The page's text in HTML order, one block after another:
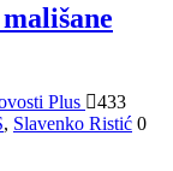
Plus
433
, Slavenko Ristić 0